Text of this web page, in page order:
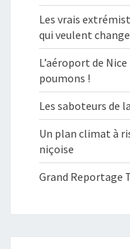
Les vrais
qui veulent
L’aéroport de
poumons !
Les saboteurs de
Un plan climat à
niçoise
Grand Reportage